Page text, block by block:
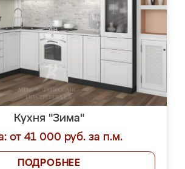
Кухня "Зима"
от 41 000 руб. за п.м.
ПОДРОБНЕЕ